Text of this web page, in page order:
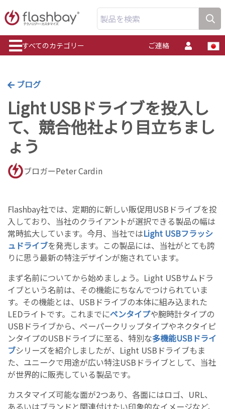
製品を検索
すべてのカテゴリー ご連絡
ブログ
Light USBドライブを投入し
て、競合他社より目立ちまし
ょう
ブロガーPeter Cardin
Flashbay社では、定期的に新しい販促用USBドライブを投
入しており、当社のクライアントが選択できる製品の幅は
常時拡大しています。今月、当社ではLight USBフラッシ
ュドライブを発売します。この製品には、当社がとても誇
りに思う最新の特注デザインが施されています。
まず名前についてから始めましょう。Light USBサムドラ
イブという名前は、その機能にちなんでつけられていま
す。その機能とは、USBドライブの本体に組み込まれた
LEDライトです。これまでにペンタイプや腕時計タイプの
USBドライブから、ペーパークリップタイプやネクタイピ
ンタイプのUSBドライブに至る、特別な多機能USBドライ
ブシリーズを紹介しましたが、Light USBドライブもま
た、ユニークで用途が広い特注USBドライブとして、当社
が世界的に販売している製品です。
カスタマイズ可能な面が2つあり、各面にはロゴ、URL、
あるいはブランドと関連付けたい印象的なイメージなど、